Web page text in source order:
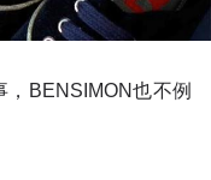
BENSIMON也不例